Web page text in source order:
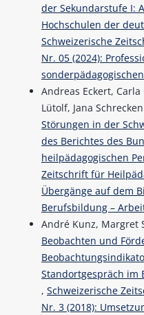
der Sekundarstufe I:
Hochschulen der
Schweizerische
Nr. 05 (2024):
Andreas Eckert,
Lütolf, Jana
Störungen in der
des Berichtes des
heilpädagogischen
Zeitschrift für
Übergänge auf dem
Berufsbildung –
André Kunz, Margret
Beobachten und
Standortgespräch im
, Schweizerische
Nr. 3 (2018):